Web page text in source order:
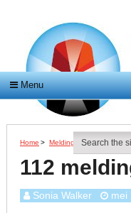
Menu
Home > Meldingen > 112
112
Sonia Walker mei